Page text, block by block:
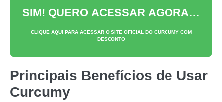
SIM! QUERO ACESSAR AGORA…
CLIQUE AQUI PARA ACESSAR O SITE OFICIAL DO CURCUMYCOM
DESCONTO
Principais Benefícios de Usar
Curcumy